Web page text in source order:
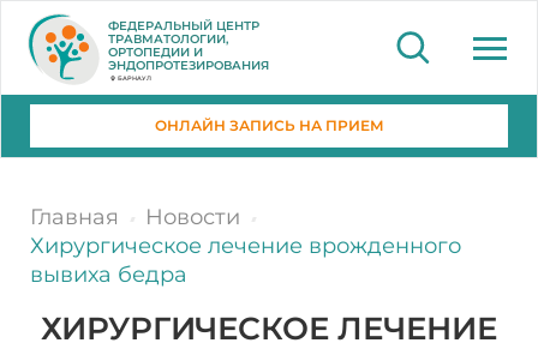
ФЕДЕРАЛЬНЫЙ ЦЕНТР
ТРАВМАТОЛОГИИ,
ОРТОПЕДИИ И
ЭНДОПРОТЕЗИРОВАНИЯ
БАРНАУЛ
ОНЛАЙН ЗАПИСЬ НА ПРИЕМ
Главная
Новости
Хирургическое лечение врожденного
вывиха бедра
ХИРУРГИЧЕСКОЕ ЛЕЧЕНИЕ